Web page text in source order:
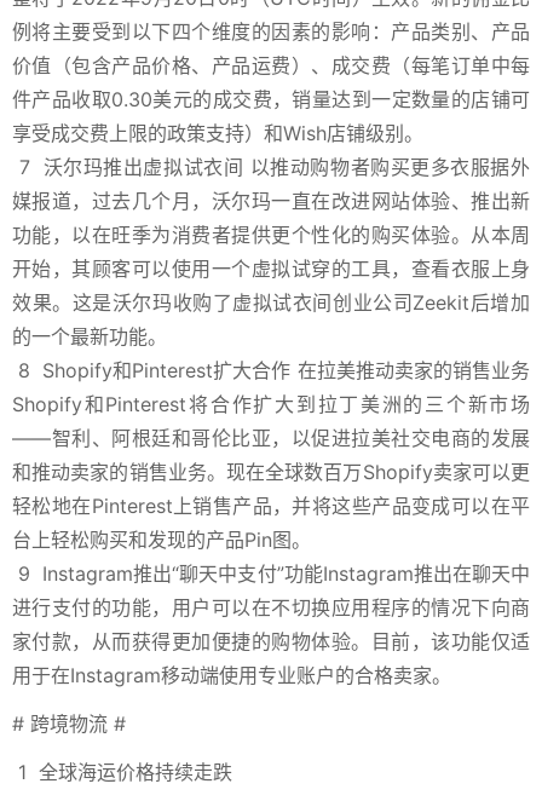
例将主要受到以下四个维度的因素的影响：产品类别、产品
价值 （包含产品价格、产品运费） 、成交费 （每笔订单中每
件产品收取0.30美元的成交费，销量达到一定数量的店铺可
享受成交费上限的政策支持） 和Wish店铺级别。
7 沃尔玛推出虚拟试衣间 以推动购物者购买更多衣服据外
媒报道，过去几个月，沃尔玛一直在改进网站体验、推出新
功能，以在旺季为消费者提供更个性化的购买体验。从本周
开始，其顾客可以使用一个虚拟试穿的工具，查看衣服上身
效果。这是沃尔玛收购了虚拟试衣间创业公司Zeekit后增加
的一个最新功能。
8 Shopify和Pinterest扩大合作 在拉美推动卖家的销售业务
Shopify和Pinterest将合作扩大到拉丁美洲的三个新市场
——智利、阿根廷和哥伦比亚，以促进拉美社交电商的发展
和推动卖家的销售业务。现在全球数百万Shopify卖家可以更
轻松地在Pinterest上销售产品，并将这些产品变成可以在平
台上轻松购买和发现的产品Pin图。
9 Instagram推出“聊天中支付”功能Instagram推出在聊天中
进行支付的功能，用户可以在不切换应用程序的情况下向商
家付款，从而获得更加便捷的购物体验。目前，该功能仅适
用于在Instagram移动端使用专业账户的合格卖家。
# 跨境物流 #
1 全球海运价格持续走跌